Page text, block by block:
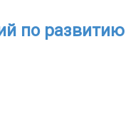
по развитию